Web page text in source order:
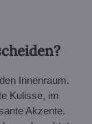
Innenraum.
Kulisse, im
Akzente.